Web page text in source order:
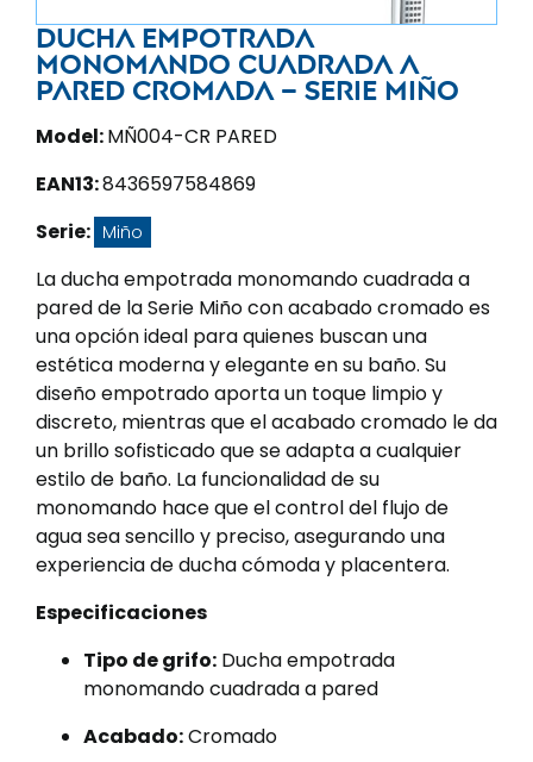
Ducha empotrada
monomando cuadrada a
pared cromada – Serie Miño
Model:MÑ004-CR PARED
EAN13:8436597584869
Serie: Miño
La ducha empotrada monomando cuadrada a
pared de la Serie Miño con acabado cromado es
una opción ideal para quienes buscan una
estética moderna y elegante en su baño. Su
diseño empotrado aporta un toque limpio y
discreto, mientras que el acabado cromado le da
un brillo sofisticado que se adapta a cualquier
estilo de baño. La funcionalidad de su
monomando hace que el control del flujo de
agua sea sencillo y preciso, asegurando una
experiencia de ducha cómoda y placentera.
Especificaciones
Tipo de grifo: Ducha empotrada
monomando cuadrada a pared
Acabado:Cromado